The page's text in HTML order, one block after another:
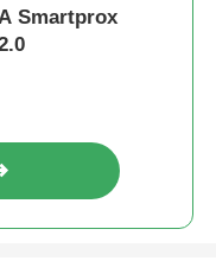
Smartprox